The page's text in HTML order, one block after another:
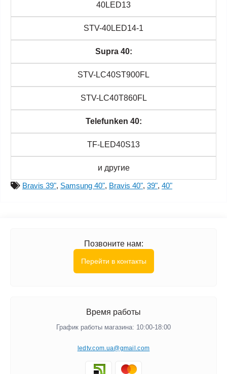
40LED13
STV-40LED14-1
Supra 40:
STV-LC40ST900FL
STV-LC40T860FL
Telefunken 40:
TF-LED40S13
и другие
Bravis 39", Samsung 40", Bravis 40", 39", 40"
Позвоните нам:
Перейти в контакты
Время работы
График работы магазина: 10:00-18:00
ledtv.com.ua@gmail.com